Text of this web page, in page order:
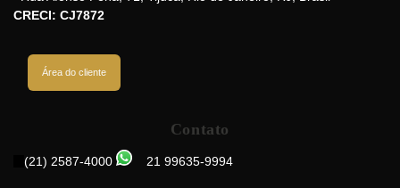
CRECI: CJ7872
Área do cliente
Contato
(21) 2587-4000 21 99635-9994